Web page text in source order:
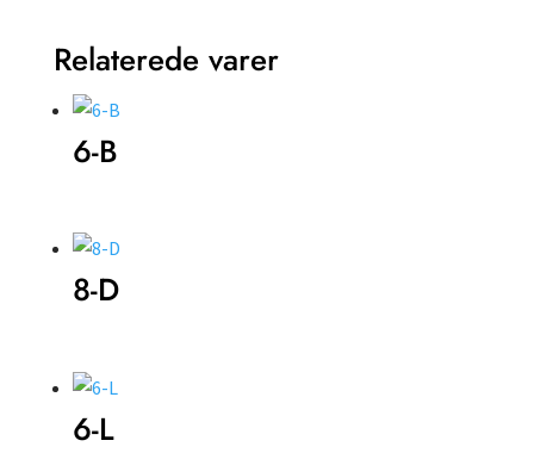
Relaterede varer
6-B
8-D
6-L